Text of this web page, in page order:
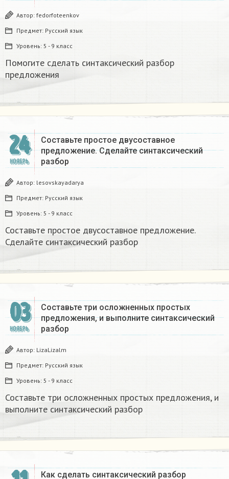
Автор: fedorfoteenkov
Предмет: Русский язык
Уровень: 5 - 9 класс
Помогите сделать синтаксический разбор
предложения
24
НОЯБРЬ
Составьте простое двусоставное
предложение. Сделайте синтаксический
разбор
Автор: lesovskayadarya
Предмет: Русский язык
Уровень: 5 - 9 класс
Составьте простое двусоставное предложение.
Сделайте синтаксический разбор
03
НОЯБРЬ
Составьте три осложненных простых
предложения, и выполните синтаксический
разбор
Автор: LizaLizalm
Предмет: Русский язык
Уровень: 5 - 9 класс
Составьте три осложненных простых предложения, и
выполните синтаксический разбор
Как сделать синтаксический разбор